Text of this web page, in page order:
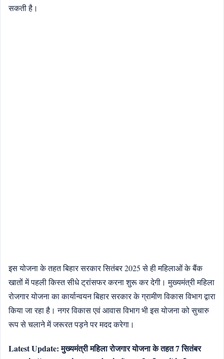
सकती है।
इस योजना के तहत बिहार सरकार सितंबर 2025 से ही महिलाओं के बैंक
खातों में पहली किस्त सीधे ट्रांसफर करना शुरू कर देगी। मुख्यमंत्री महिला
रोजगार योजना का कार्यान्वयन बिहार सरकार के ग्रामीण विकास विभाग द्वारा
किया जा रहा है। नगर विकास एवं आवास विभाग भी इस योजना को सुचारु
रूप से चलाने में जरूरत पड़ने पर मदद करेगा।
Latest Update: मुख्यमंत्री महिला रोजगार योजना के तहत 7 सितंबर